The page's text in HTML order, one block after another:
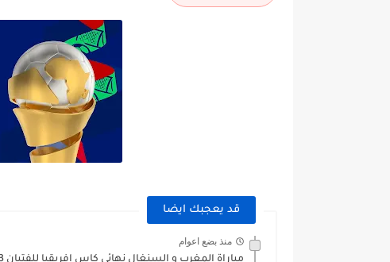
قد يعجبك ايضا
منذ بضع اعوام
مباراة المغرب و السنغال نهائي كاس افريقيا للفتيان 2023